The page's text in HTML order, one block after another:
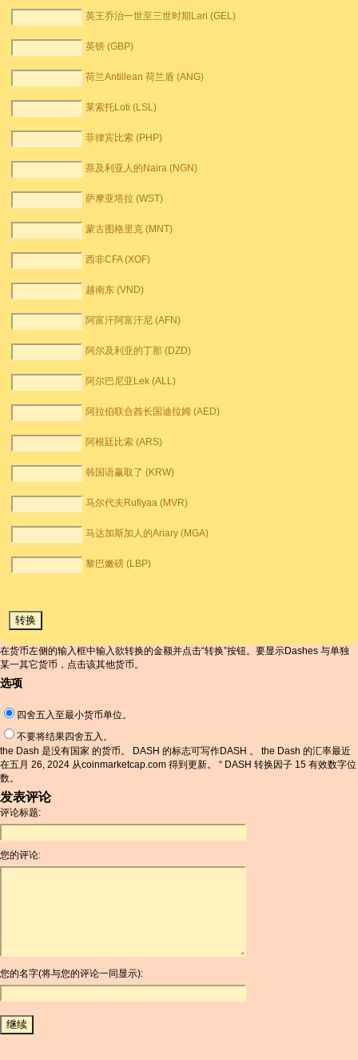
英王乔治一世至三世时期Lari (GEL)
英镑 (GBP)
荷兰Antillean 荷兰盾 (ANG)
莱索托Loti (LSL)
菲律宾比索 (PHP)
萘及利亚人的Naira (NGN)
萨摩亚塔拉 (WST)
蒙古图格里克 (MNT)
西非CFA (XOF)
越南东 (VND)
阿富汗阿富汗尼 (AFN)
阿尔及利亚的丁那 (DZD)
阿尔巴尼亚Lek (ALL)
阿拉伯联合酋长国迪拉姆 (AED)
阿根廷比索 (ARS)
韩国语赢取了 (KRW)
马尔代夫Rufiyaa (MVR)
马达加斯加人的Ariary (MGA)
黎巴嫩磅 (LBP)
在货币左侧的输入框中输入欲转换的金额并点击“转换”按钮。要显示Dashes 与单独
某一其它货币，点击该其他货币。
选项
四舍五入至最小货币单位。
不要将结果四舍五入。
the Dash 是没有国家 的货币。 DASH 的标志可写作DASH 。 the Dash 的汇率最近
在五月 26, 2024 从coinmarketcap.com 得到更新。 “ DASH 转换因子 15 有效数字位
数。
发表评论
评论标题:
您的评论:
您的名字(将与您的评论一同显示):